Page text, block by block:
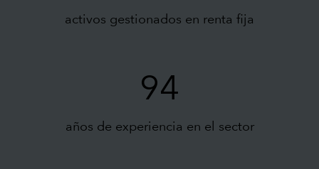
activos gestionados en renta fija
94
años de experiencia en el sector